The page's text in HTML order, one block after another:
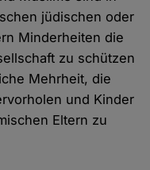
jüdischen oder
Minderheiten die
zu schützen
Mehrheit, die
und Kinder
Eltern zu